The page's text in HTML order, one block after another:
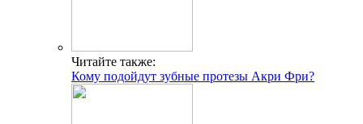
Читайте также:
Кому подойдут зубные протезы Акри Фри?